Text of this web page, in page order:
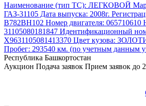
Наименование (тип ТС): ЛЕГКОВОЙ
ГАЗ-31105 Дата выпуска: 2008г.
В782ВН102 Номер двигателя: 065710610
31105080181847 Идентификационный
Х9631105081413370 Цвет кузова:
Пробег: 293540 км. (по учетным данным
Республика Башкортостан
Аукцион Подача заявок Прием заявок до